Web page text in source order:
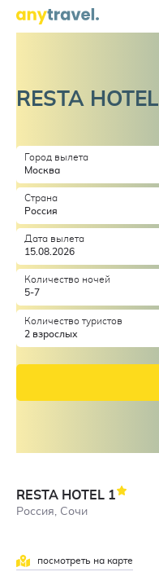
RESTA HOTEL
Город вылета
Москва
Страна
Россия
Дата вылета
15.08.2026
Количество ночей
5-7
Количество туристов
2 взрослых
RESTA HOTEL 1
Россия, Сочи
посмотреть на карте